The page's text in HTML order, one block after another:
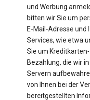
und Werbung
bitten wir Sie um
E-Mail-Adresse und
Services, wie etwa
Sie um
Bezahlung, die wir
Servern
von Ihnen bei der
bereitgestellten